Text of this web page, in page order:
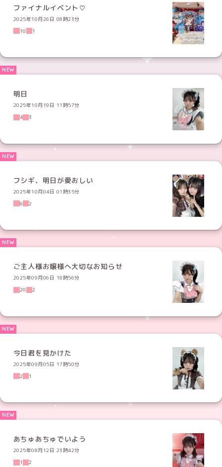
ファイナルイベント♡
2025年10月26日 08時23分
10
1
明日
2025年10月19日 11時57分
4
3
フシギ、明日が愛おしい
2025年10月04日 01時35分
6
2
ご主人様お嬢様へ大切なお知らせ
2025年09月06日 18時56分
20
2
今日君を見かけた
2025年09月05日 17時50分
2
1
あちゅあちゅでいよう
2025年08月12日 23時42分
1
2